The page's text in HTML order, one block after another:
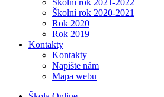
Školní rok 2021-2022
Školní rok 2020-2021
Rok 2020
Rok 2019
Kontakty
Kontakty
Napište nám
Mapa webu